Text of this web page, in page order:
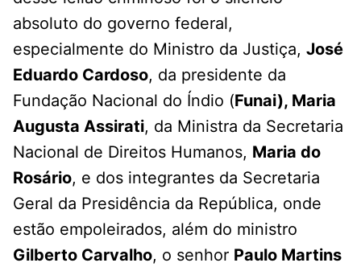
absoluto do governo federal,
especialmente do Ministro da Justiça, José
Eduardo Cardoso, da presidente da
Fundação Nacional do Índio (Funai), Maria
Augusta Assirati, da Ministra da Secretaria
Nacional de Direitos Humanos, Maria do
Rosário, e dos integrantes da Secretaria
Geral da Presidência da República, onde
estão empoleirados, além do ministro
Gilberto Carvalho, o senhor Paulo Martins